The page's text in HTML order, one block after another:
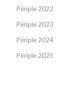
Périple 2022
Périple 2023
Périple 2024
Périple 2025